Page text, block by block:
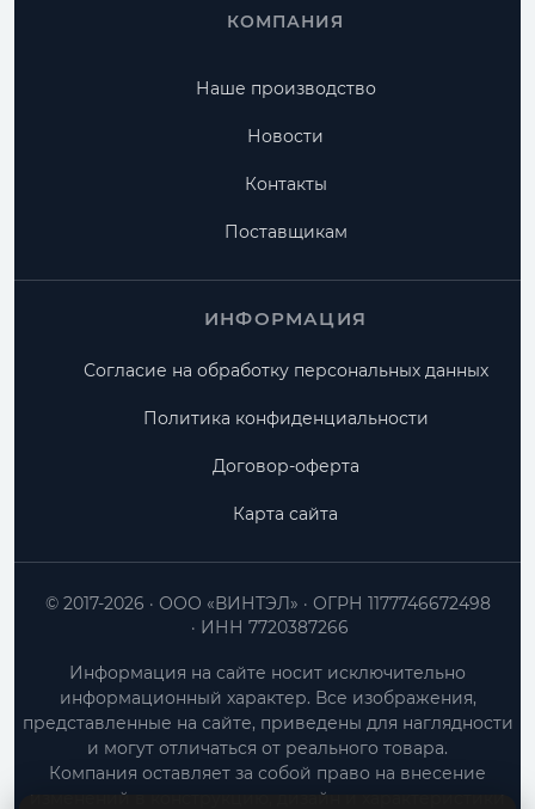
КОМПАНИЯ
Наше производство
Новости
Контакты
Поставщикам
ИНФОРМАЦИЯ
Согласие на обработку персональных данных
Политика конфиденциальности
Договор-оферта
Карта сайта
ООО «ВИНТЭЛ»
ОГРН 1177746672498
ИНН 7720387266
© 2017-2026
Информация на сайте носит исключительно
информационный характер. Все изображения,
представленные на сайте, приведены для наглядности
и могут отличаться от реального товара.
Компания оставляет за собой право на внесение
изменений в конструкцию, дизайн и характеристики